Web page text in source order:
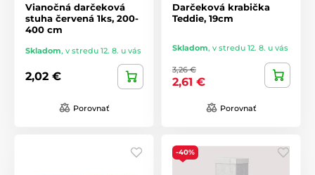
Vianočná darčeková
stuha červená 1ks, 200-
400 cm
Skladom, v stredu 12. 8. u vás
2,02 €
Porovnať
Darčeková krabička
Teddie, 19cm
Skladom, v stredu 12. 8. u vás
3,26 €
2,61 €
Porovnať
-40%